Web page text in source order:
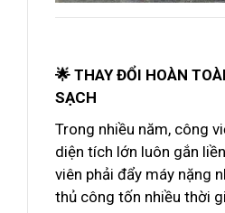
🌟 THAY ĐỔI HOÀN
SẠCH
Trong nhiều năm, công
diện tích lớn luôn gắn
viên phải đẩy máy nặng
thủ công tốn nhiều thời